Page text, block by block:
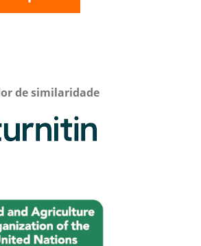
de similaridade